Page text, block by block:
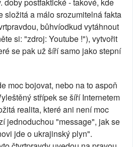
doby postfaktické - takové, kde
složitá a málo srozumitelná fakta
bůhvíodkud vytáhnout
si: "zdroj: Youtube !"), vytvořit
se pak už šíří samo jako stepní
moc bojovat, nebo na to aspoň
střípek se šíří Internetem
realita, které ani není moc
jednoduchou "message", jak se
jde o ukrajinský plyn".